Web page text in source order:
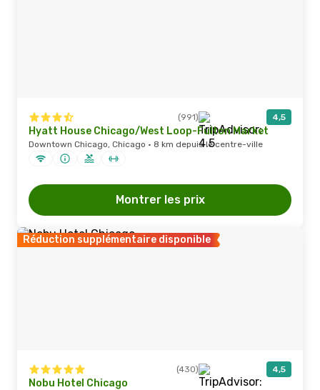
(991) 4,5
Hyatt House Chicago/West Loop-Fulton Market
Downtown Chicago, Chicago · 8 km depuis le centre-ville
Montrer les prix
Réduction supplémentaire disponible
(430) 4,5
Nobu Hotel Chicago